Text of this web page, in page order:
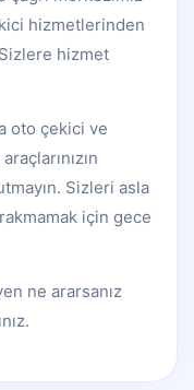
hizmetlerinden
hizmet
oto çekici ve
Sizleri asla
için gece
ne ararsanız